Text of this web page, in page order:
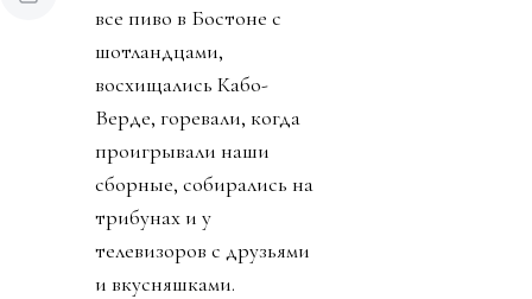
все пиво в Бостоне с
шотландцами,
восхищались Кабо-
Верде, горевали, когда
проигрывали наши
сборные, собирались на
трибунах и у
телевизоров с друзьями
и вкусняшками.